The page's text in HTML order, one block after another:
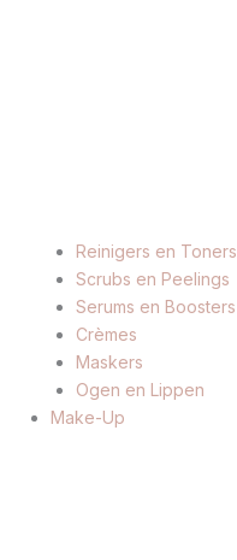
Reinigers en Toners
Scrubs en Peelings
Serums en Boosters
Crèmes
Maskers
Ogen en Lippen
Make-Up